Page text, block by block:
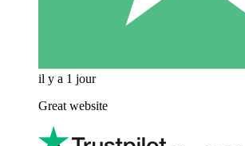
il y a 1 jour
Great website